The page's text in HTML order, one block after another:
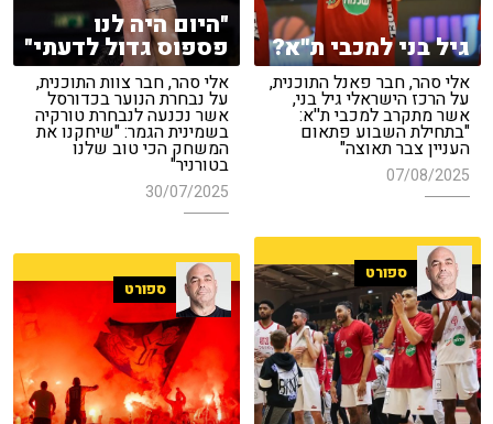
גיל בני למכבי ת''א?
אלי סהר, חבר פאנל התוכנית,
על הרכז הישראלי גיל בני,
אשר מתקרב למכבי ת''א:
"בתחילת השבוע פתאום
העניין צבר תאוצה"
07/08/2025
"היום היה לנו
פספוס גדול לדעתי"
אלי סהר, חבר צוות התוכנית,
על נבחרת הנוער בכדורסל
אשר נכנעה לנבחרת טורקיה
בשמינית הגמר: "שיחקנו את
המשחק הכי טוב שלנו
בטורניר"
30/07/2025
ספורט
ספורט